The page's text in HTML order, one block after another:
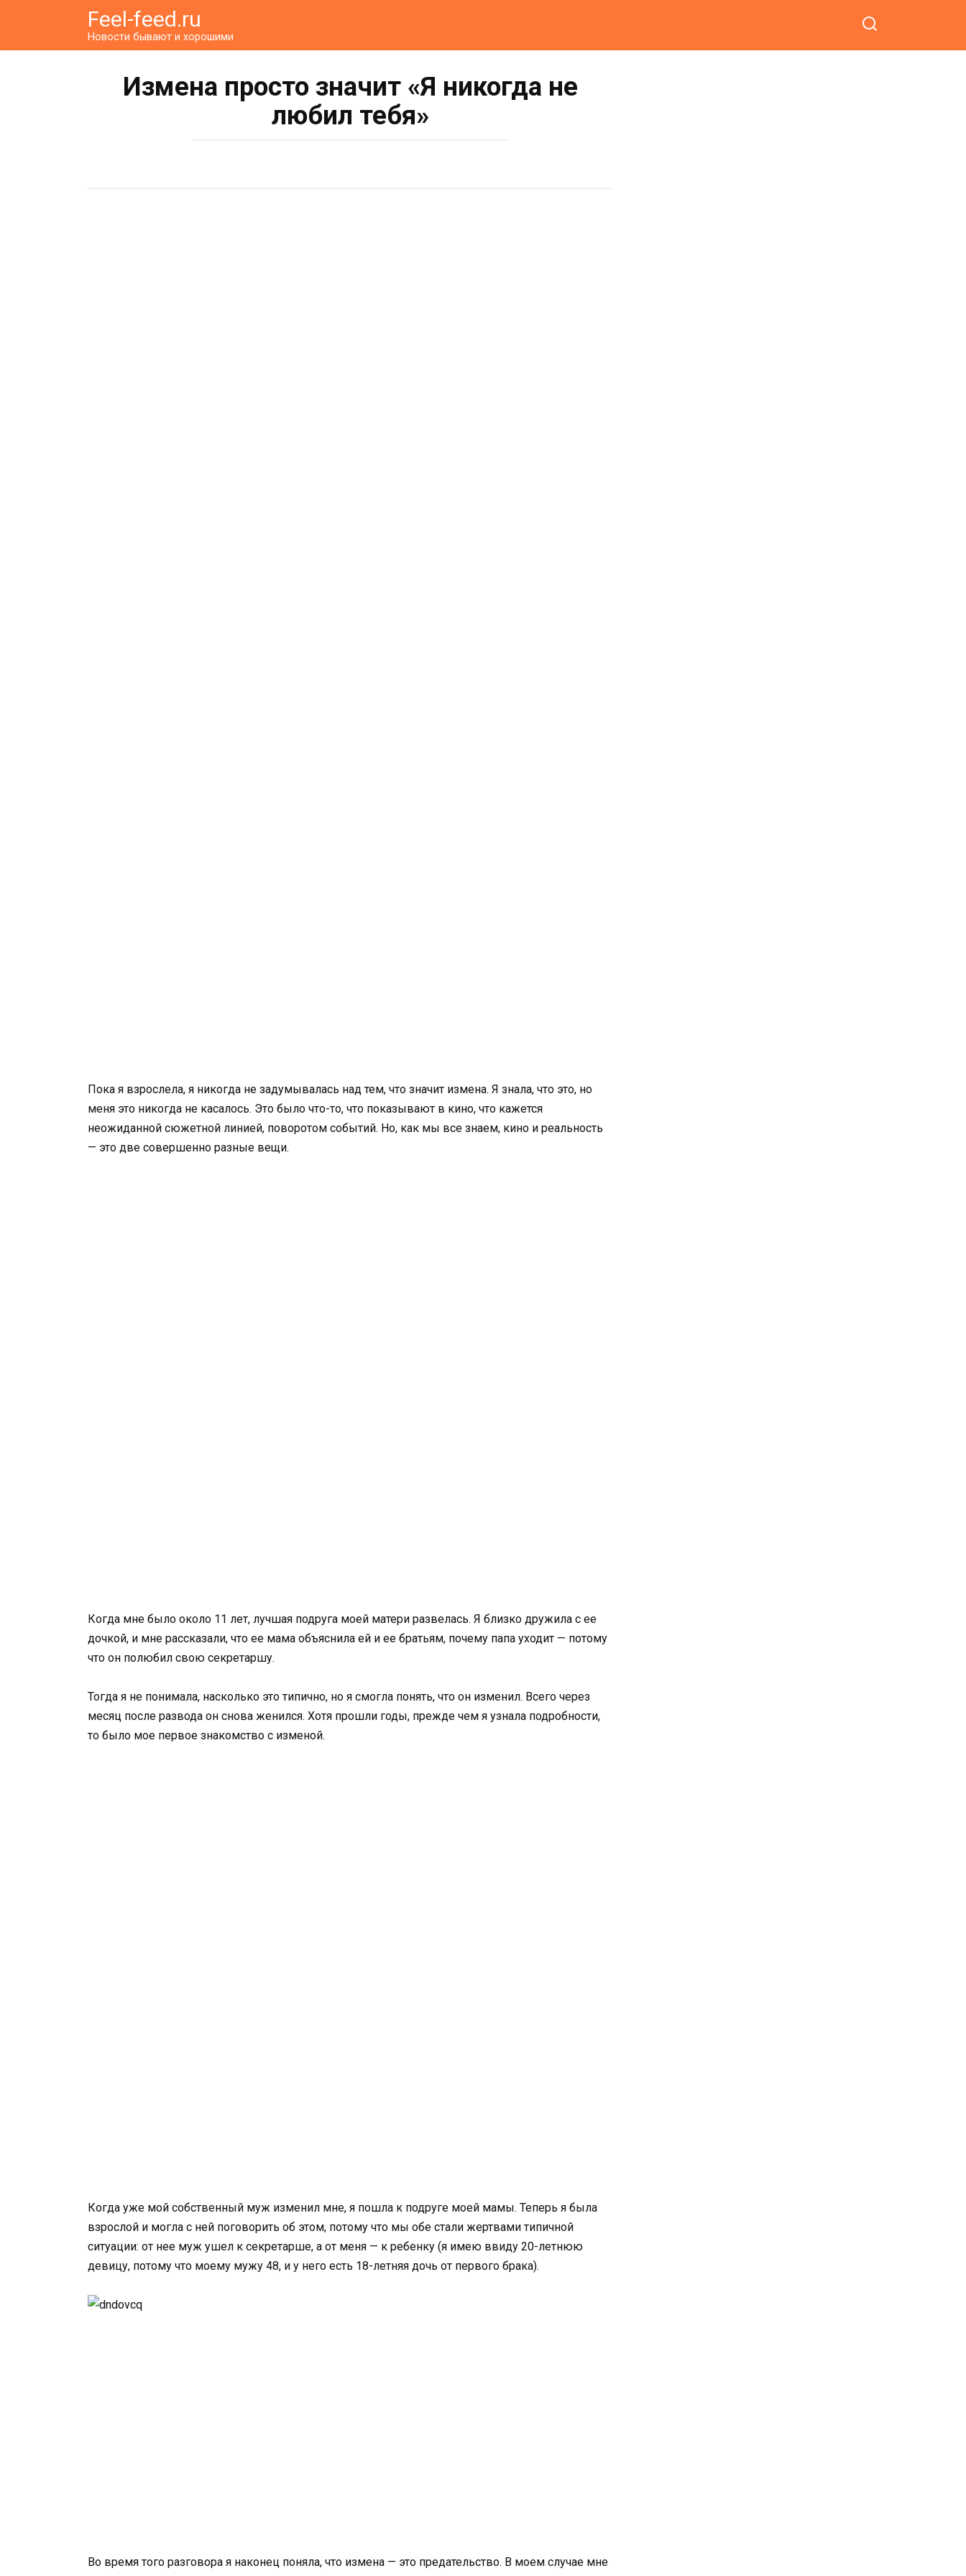
Feel-feed.ru
Новости бывают и хорошими
Измена просто значит «Я никогда не
любил тебя»
Пока я взрослела, я никогда не задумывалась над тем, что значит измена. Я знала, что это, но
меня это никогда не касалось. Это было что-то, что показывают в кино, что кажется
неожиданной сюжетной линией, поворотом событий. Но, как мы все знаем, кино и реальность
— это две совершенно разные вещи.
Когда мне было около 11 лет, лучшая подруга моей матери развелась. Я близко дружила с ее
дочкой, и мне рассказали, что ее мама объяснила ей и ее братьям, почему папа уходит — потому
что он полюбил свою секретаршу.
Тогда я не понимала, насколько это типично, но я смогла понять, что он изменил. Всего через
месяц после развода он снова женился. Хотя прошли годы, прежде чем я узнала подробности,
то было мое первое знакомство с изменой.
Когда уже мой собственный муж изменил мне, я пошла к подруге моей мамы. Теперь я была
взрослой и могла с ней поговорить об этом, потому что мы обе стали жертвами типичной
ситуации: от нее муж ушел к секретарше, а от меня — к ребенку (я имею ввиду 20-летнюю
девицу, потому что моему мужу 48, и у него есть 18-летняя дочь от первого брака).
Во время того разговора я наконец поняла, что измена — это предательство. В моем случае мне